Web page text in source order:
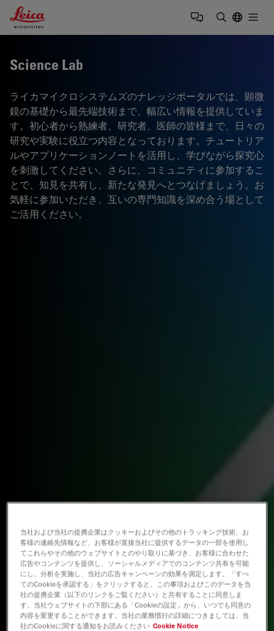
Leica Microsystems Logo
Science Lab
ライカマイクロシステムズのナレッジポータルでは、顕微
鏡の基礎から最先端技術まで、幅広い情報を提供していま
す。初心者から熟練者、研究者、医師の皆様まで、日々の
研究や実験に役立つ内容となっております。チュートリア
ルやアプリケーションノートを活用し、学びながら探究心
を刺激してください。さらに、コミュニティに参加するこ
とで、知見を共有し、新たな発見へとつなげましょう。お
気軽に参加いただき、互いの専門知識を深め合う場として
ご活用ください。
当社および当社の提携企業はクッキーおよびその他のトラッキング技術、お
客様の連絡先情報など、お客様が直接当社に提供するデータの一部を使用し
てこれらやその他のウェブサイトとのやり取りに基づき、お客様に合わせた
広告やコンテンツを提供し、ソーシャルメディアでのコンテンツ共有を可能
にし、分析を実施し、当社の広告キャンペーンの効果を測定します。「すべ
てのCookieを承認する」をクリックすると、この事項およびこのデータを当
社の提携企業（以下のリンクをご覧ください）と共有することに同意しま
す。当社ウェブサイトの下部にある「Cookieの設定」から、いつでも同意の
内容を変更することができます。当社の業務慣行の詳細につきましては、当
社のCookieに関する通知をお読みください Cookie Notice